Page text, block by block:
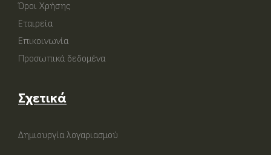
Όροι Χρήσης
Εταιρεία
Επικοινωνία
Προσωπικά δεδομένα
Σχετικά
Δημιουργία λογαριασμού